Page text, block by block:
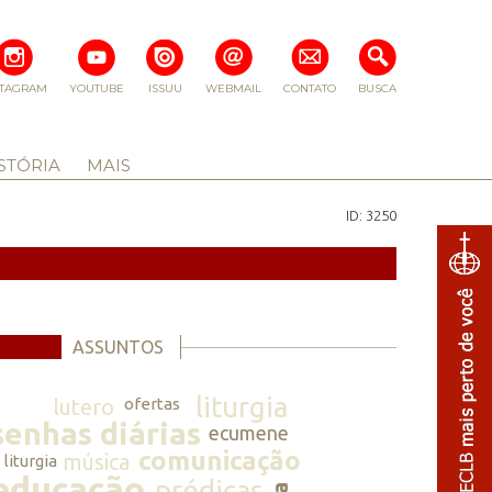
BUSCA
CONTATO
WEBMAIL
ISSUU
YOUTUBE
MAIS
ID: 3250
ASSUNTOS
lutero ofertas liturgia
diárias ecumene
liturgia música comunicação